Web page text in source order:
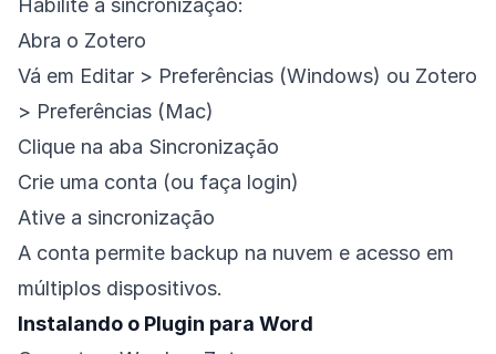
Habilite a sincronização:
Abra o Zotero
Vá em Editar > Preferências (Windows) ou Zotero
> Preferências (Mac)
Clique na aba Sincronização
Crie uma conta (ou faça login)
Ative a sincronização
A conta permite backup na nuvem e acesso em
múltiplos dispositivos.
Instalando o Plugin para Word